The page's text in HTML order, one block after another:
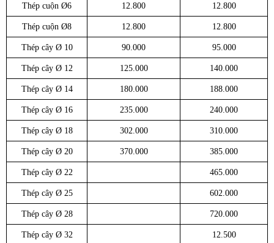
Thép cuộn Ø6 12.800 12.800
Thép cuộn Ø8 12.800 12.800
Thép cây Ø 10 90.000 95.000
Thép cây Ø 12 125.000 140.000
Thép cây Ø 14 180.000 188.000
Thép cây Ø 16 235.000 240.000
Thép cây Ø 18 302.000 310.000
Thép cây Ø 20 370.000 385.000
Thép cây Ø 22 465.000
Thép cây Ø 25 602.000
Thép cây Ø 28 720.000
Thép cây Ø 32 12.500